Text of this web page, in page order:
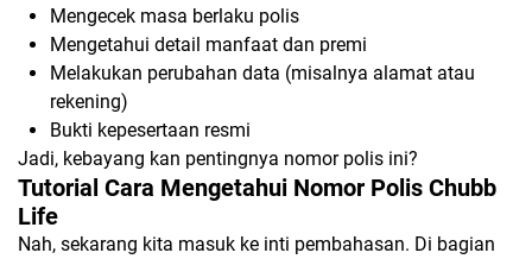
Mengecek masa berlaku polis
Mengetahui detail manfaat dan premi
Melakukan perubahan data (misalnya alamat atau
rekening)
Bukti kepesertaan resmi
Jadi, kebayang kan pentingnya nomor polis ini?
Tutorial Cara Mengetahui Nomor Polis Chubb
Life
Nah, sekarang kita masuk ke inti pembahasan. Di bagian